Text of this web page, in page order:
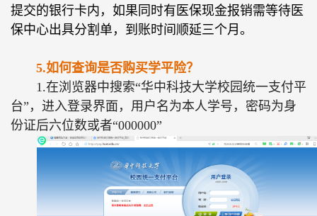
提交的银行卡内，如果同时有医保现金报销需等待医
保中心出具分割单，到账时间顺延三个月。
5.如何查询是否购买学平险？
1.在浏览器中搜索“华中科技大学校园统一支付平
台”，进入登录界面，用户名为本人学号，密码为身
份证后六位数或者“000000”